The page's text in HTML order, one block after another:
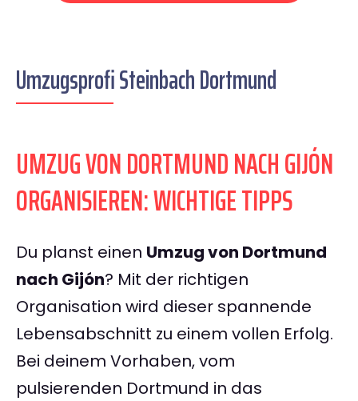
Umzugsprofi Steinbach Dortmund
UMZUG VON DORTMUND NACH GIJÓN
ORGANISIEREN: WICHTIGE TIPPS
Du planst einen Umzug von Dortmund
nach Gijón? Mit der richtigen
Organisation wird dieser spannende
Lebensabschnitt zu einem vollen Erfolg.
Bei deinem Vorhaben, vom
pulsierenden Dortmund in das